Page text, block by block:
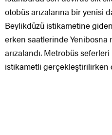
otobüs arızalarına bir yenisi
Beylikdüzü istikametine
erken saatlerinde Yenibosna
arızalandı. Metrobüs
istikametli gerçekleştirilirken